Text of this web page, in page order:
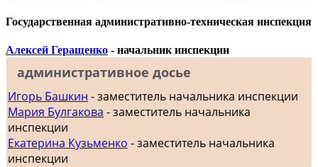
Государственная административно-техническая инспекция
Алексей Геращенко - начальник инспекции
административное досье
Игорь Башкин - заместитель начальника инспекции
Мария Булгакова - заместитель начальника
инспекции
Екатерина Кузьменко - заместитель начальника
инспекции